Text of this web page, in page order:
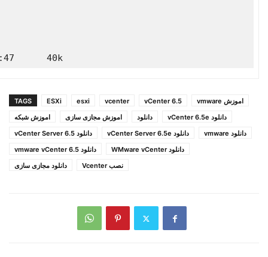
40k
TAGS ESXi esxi vcenter vCenter 6.5
اموزش vmware
اموزش شبکه
اموزش مجازی سازی دانلود
دانلود vCenter 6.5e
دانلود vCenter Server 6.5
دانلود vCenter Server 6.5e
دانلود vmware
دانلود vmware vCenter 6.5
دانلود WMware vCenter
دانلود مجازی سازی
نصب Vcenter